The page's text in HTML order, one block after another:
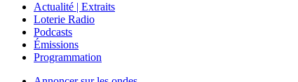
Actualité | Extraits
Loterie Radio
Podcasts
Émissions
Programmation